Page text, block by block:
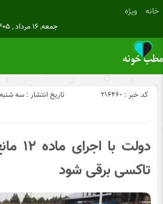
خانه ویژه
جمعه, ۱۶ مرداد , ۱۴۰۵
تاریخ انتشار : سه شنبه ۲۶ تیر ۱۴۰۳ - کد خبر : 216460
دولت
تاکسی برقی شود